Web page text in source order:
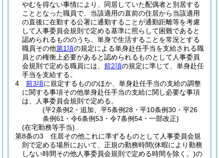
やむを得ない事情により、同居していた配偶者と別居する
こととなった職員で、当該適用の直前の住居から当該適用
の直後に在勤する公署に通勤することが通勤距離等を考慮
して人事委員会規則で定める基準に照らして困難であると
認められるもののうち、単身で生活することを常況とする
職員その他第1項の規定による単身赴任手当を支給される職
員との権衡上必要があると認められるものとして人事委員
会規則で定める職員には、 前2項の規定に準じて、単身赴任
手当を支給する。
4
前3項に規定するもののほか、単身赴任手当の支給の調整
に関する事項その他単身赴任手当の支給に関し必要な事項
は、人事委員会規則で定める。
(平2条例2・追加、平5条例28・平10条例30・平26
条例61・令6条例53・令7条例54・一部改正)
(在宅勤務等手当)
第8条の3
住居その他これに準ずるものとして人事委員会規
則で定める場所において、正規の勤務時間(休暇により勤務
しない時間その他人事委員会規則で定める時間を除く。)の